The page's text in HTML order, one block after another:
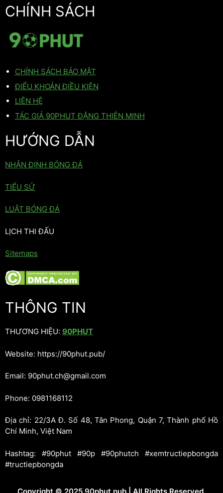
CHÍNH SÁCH
CHÍNH SÁCH BẢO MẬT
ĐIỂU KHOẢN ĐIỀU KIỆN
LIÊN HỆ
TÁC GIẢ 90PHUT ĐẶNG THIÊN MINH
HƯỚNG DẪN
NHẬN ĐỊNH BÓNG ĐÁ
TIỂU SỬ
LUẬT BÓNG ĐÁ
LỊCH THI ĐẤU
Sitemaps
THÔNG TIN
THƯƠNG HIỆU: 90PHUT
Website: https://90phut.pub/
Email: 90phut.ch@gmail.com
Phone: 0981168112
Địa chỉ: 22/3A Đ. Số 48, Tân Phong, Quận 7, Thành phố Hồ
Chí Minh, Việt Nam
Hashtag: #90phut #90p #90phutch #xemtructiepbongda
#tructiepbongda